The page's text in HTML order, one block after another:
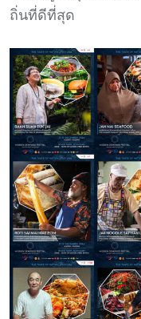
ถิ่นที่ดีที่สุด